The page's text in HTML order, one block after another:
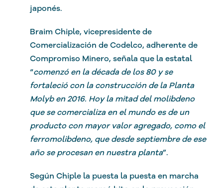
japonés.
Braim Chiple, vicepresidente de
Comercialización de Codelco, adherente de
Compromiso Minero, señala que la estatal
“comenzó en la década de los 80 y se
fortaleció con la construcción de la Planta
Molyb en 2016. Hoy la mitad del molibdeno
que se comercializa en el mundo es de un
producto con mayor valor agregado, como el
ferromolibdeno, que desde septiembre de ese
año se procesan en nuestra planta”.
Según Chiple la puesta la puesta en marcha